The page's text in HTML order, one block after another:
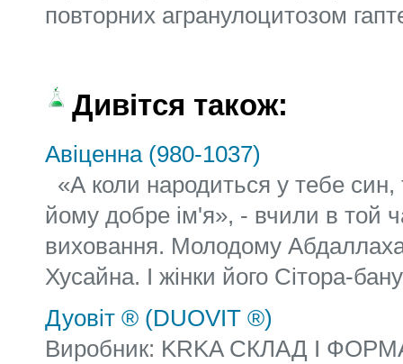
повторних агранулоцитозом
Дивітся також:
Авіценна (980-1037)
«А коли народиться у тебе
йому добре ім'я», - вчили в той
виховання. Молодому
Хусайна. І жінки його Сітора-
Дуовіт ® (DUOVIT ®)
Виробник: KRKA СКЛАД І